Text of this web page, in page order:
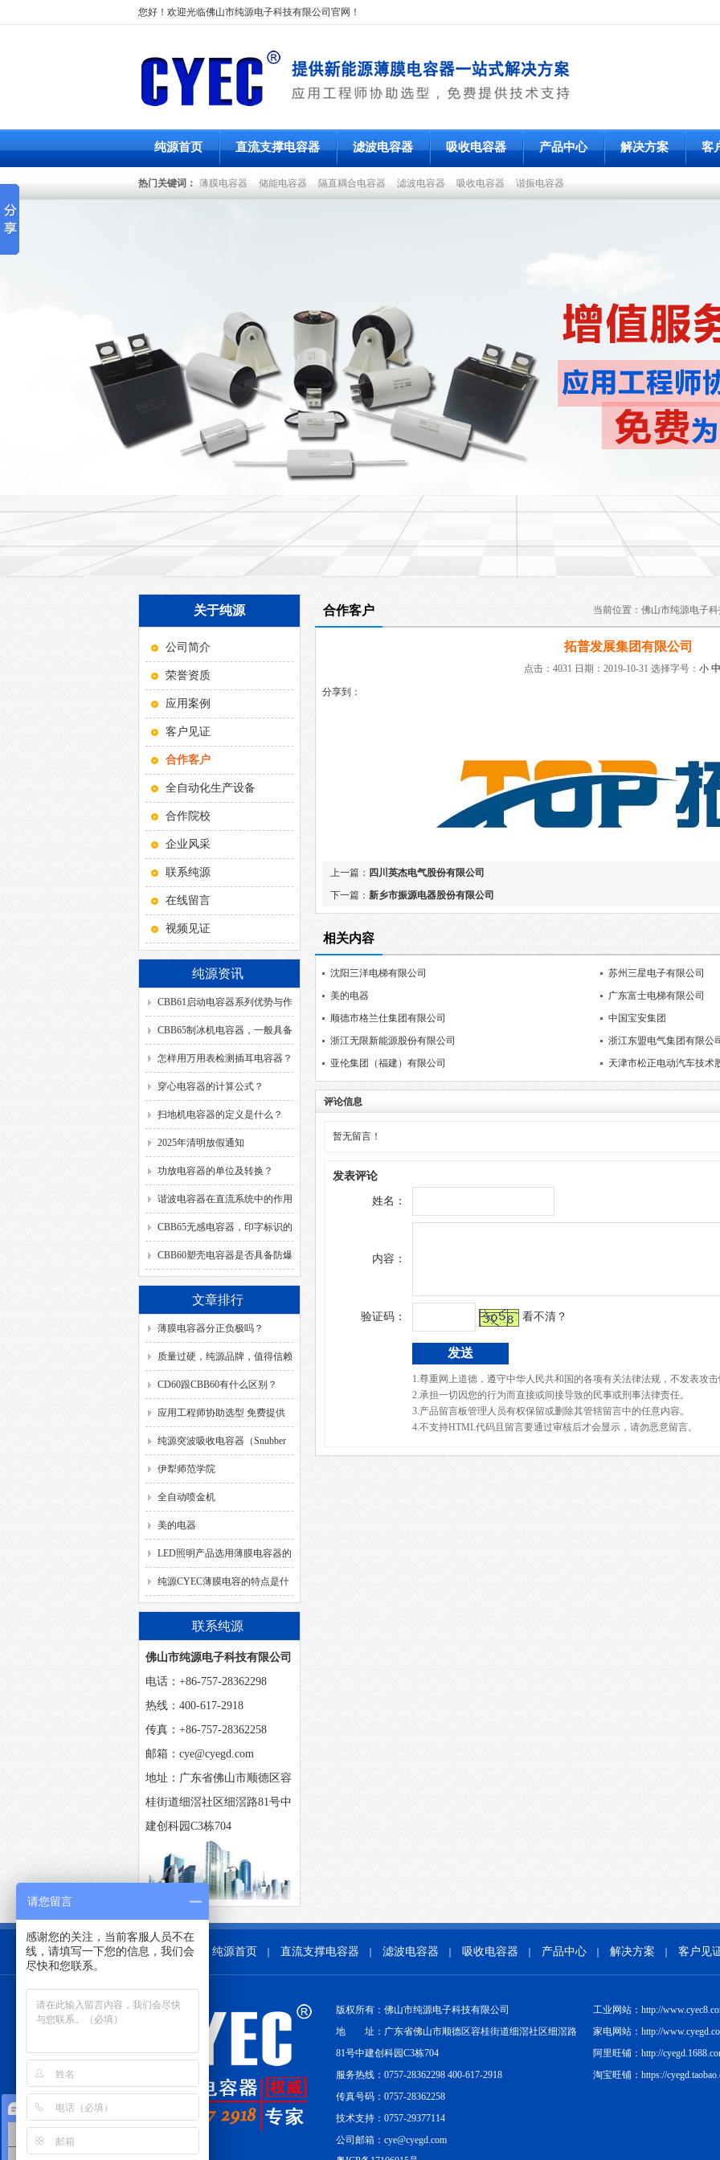
您好！欢迎光临佛山市纯源电子科技有限公司官网！
纯源首页 直流支撑电容器 滤波电容器 吸收电容器 产品中心 解决方案 客
热门关键词： 薄膜电容器 储能电容器 隔直耦合电容器 滤波电容器 吸收电容器 谐振电容器
关于纯源
公司简介
荣誉资质
应用案例
客户见证
合作客户
全自动化生产设备
合作院校
企业风采
联系纯源
在线留言
视频见证
纯源资讯
CBB61启动电容器系列优势与作
用！
CBB65制冰机电容器，一般具备
哪几种引出方式？
怎样用万用表检测插耳电容器？
穿心电容器的计算公式？
扫地机电容器的定义是什么？
2025年清明放假通知
功放电容器的单位及转换？
谐波电容器在直流系统中的作用
是什么？
CBB65无感电容器，印字标识的
SH、DB、C、40/85/21、
CBB60塑壳电容器是否具备防爆
功能？
文章排行
薄膜电容器分正负极吗？
质量过硬，纯源品牌，值得信赖
CD60跟CBB60有什么区别？
应用工程师协助选型 免费提供
解决方案
纯源突波吸收电容器（Snubber
Capacitor）
伊犁师范学院
全自动喷金机
美的电器
LED照明产品选用薄膜电容器的
要求
纯源CYEC薄膜电容的特点是什
么？
联系纯源
佛山市纯源电子科技有限公司
电话：+86-757-28362298
热线：400-617-2918
传真：+86-757-28362258
邮箱：cye@cyegd.com
地址：广东省佛山市顺德区容
桂街道细滘社区细滘路81号中
建创科园C3栋704
合作客户 当前位置： 佛山市纯源电子
拓普发展集团有限公司
点击：4031 日期：2019-10-31 选择字号： 小 中
分享到：
上一篇： 四川英杰电气股份有限公司
下一篇： 新乡市振源电器股份有限公司
相关内容
沈阳三洋电梯有限公司
苏州三星电子有限公司
美的电器
广东富士电梯有限公司
顺德市格兰仕集团有限公司
中国宝安集团
浙江无限新能源股份有限公司
浙江东盟电气集团有限公
亚伦集团（福建）有限公司
天津市松正电动汽车技术
评论信息
暂无留言！
发表评论
姓名：
内容：
验证码： 看不清？
1.尊重网上道德，遵守中华人民共和国的各项有关法律法规，不发表攻
2.承担一切因您的行为而直接或间接导致的民事或刑事法律责任。
3.产品留言板管理人员有权保留或删除其管辖留言中的任意内容。
4.不支持HTML代码且留言要通过审核后才会显示，请勿恶意留言。
纯源首页 直流支撑电容器 滤波电容器 吸收电容器 产品中心 解决方案 客户见
版权所有：佛山市纯源电子科技有限公司
地 址：广东省佛山市顺德区容桂街道细滘社区细滘路
81号中建创科园C3栋704
服务热线：0757-28362298 400-617-2918
传真号码：0757-28362258
技术支持：0757-29377114
公司邮箱：cye@cyegd.com
工业网站：http://
家电网站：http://
阿里旺铺：http://
淘宝旺铺：https://
在线咨询
薄膜电容器
请您留言
感谢您的关注，当前客服人员不在
线，请填写一下您的信息，我们会
尽快和您联系。